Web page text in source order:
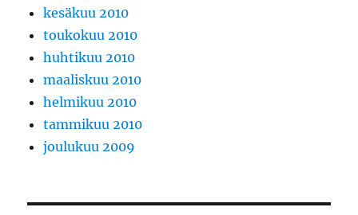
kesäkuu 2010
toukokuu 2010
huhtikuu 2010
maaliskuu 2010
helmikuu 2010
tammikuu 2010
joulukuu 2009